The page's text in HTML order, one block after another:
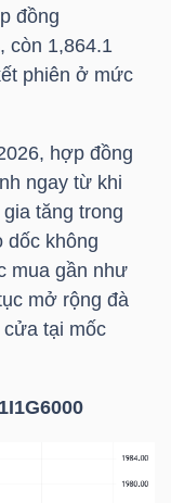
đồng
còn 1,864.1
phiên ở mức
hợp đồng
ngay từ khi
tăng trong
dốc không
mua gần như
mở rộng đà
cửa tại mốc